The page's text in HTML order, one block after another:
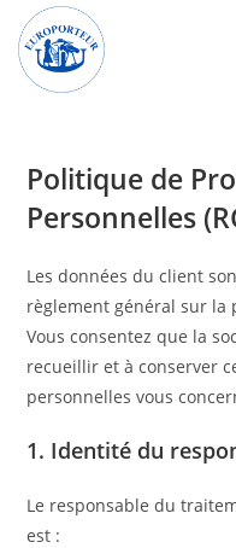
Politique de
Personnelles
Les données du client
règlement général sur la
Vous consentez que la
recueillir et à conserver
personnelles vous
1. Identité du
Le responsable du
est :